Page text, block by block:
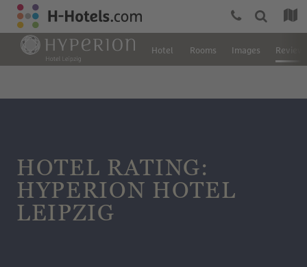
Hotel Rooms Images
HOTEL RATING:
HYPERION HOTEL
LEIPZIG